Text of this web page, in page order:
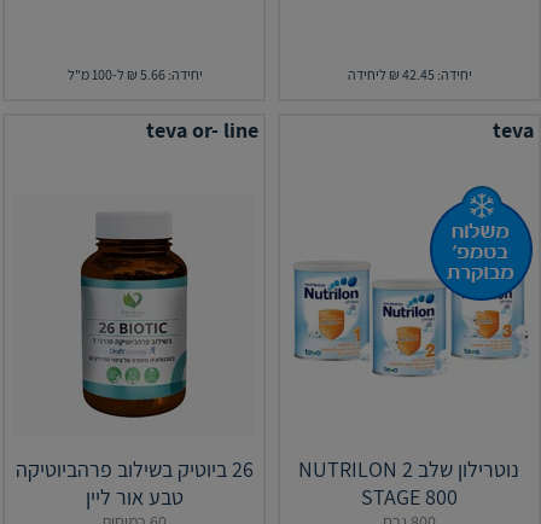
יחידה: 42.45 ₪ ליחידה יחידה: 5.66 ₪ ל-100 מ"ל
teva
נוטרילון שלב 2 NUTRILON
STAGE 800
teva or- line
26 ביוטיק בשילוב פרהביוטיקה
טבע אור ליין